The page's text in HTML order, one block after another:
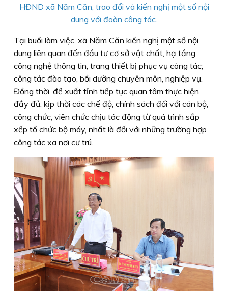
HĐND xã Năm Căn, trao đổi và kiến nghị một số nội
dung với đoàn công tác.
Tại buổi làm việc, xã Năm Căn kiến nghị một số nội
dung liên quan đến đầu tư cơ sở vật chất, hạ tầng
công nghệ thông tin, trang thiết bị phục vụ công tác;
công tác đào tạo, bồi dưỡng chuyên môn, nghiệp vụ.
Đồng thời, đề xuất tỉnh tiếp tục quan tâm thực hiện
đầy đủ, kịp thời các chế độ, chính sách đối với cán bộ,
công chức, viên chức chịu tác động từ quá trình sắp
xếp tổ chức bộ máy, nhất là đối với những trường hợp
công tác xa nơi cư trú.